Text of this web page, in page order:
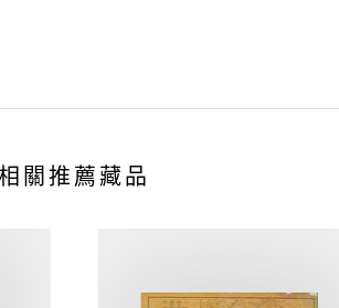
關推薦藏品